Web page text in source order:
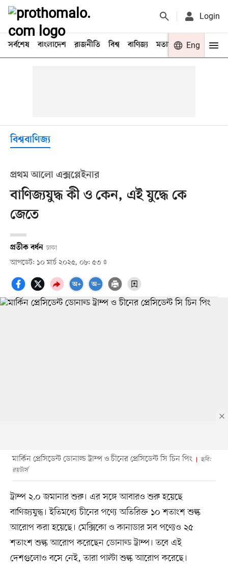
Login
সর্বশেষ বাংলাদেশ রাজনীতি বিশ্ব বাণিজ্য মতামত খেলা
Eng
বিশ্ববাণিজ্য
প্রথম আলো এক্সপ্লেইনার
বাণিজ্যযুদ্ধ কী ও কেন, এই যুদ্ধে কে
জেতে
প্রতীক বর্ধন ঢাকা
আপডেট: ১০ মার্চ ২০২৫, ০৮: ৫৩
মার্কিন প্রেসিডেন্ট ডোনাল্ড ট্রাম্প ও চীনের প্রেসিডেন্ট সি চিন পিং
ছবি:
রয়টার্স
ট্রাম্প ২.০ জমানার শুরু। এর সঙ্গে আবারও শুরু হয়েছে
বাণিজ্যযুদ্ধ। ইতিমধ্যে চীনের পণ্যে অতিরিক্ত ১০ শতাংশ শুল্ক
আরোপ করা হয়েছে। মেক্সিকো ও কানাডার সব পণ্যেও ২৫
শতাংশ শুল্ক আরোপ করেছেন ডোনাল্ড ট্রাম্প। তবে এই
দেশগুলোও বসে নেই, তারা পাল্টা শুল্ক আরোপ করেছে।